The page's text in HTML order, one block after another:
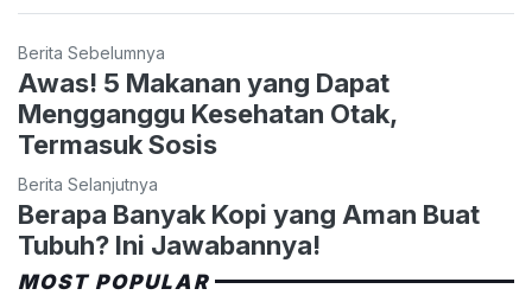
Berita Sebelumnya
Awas! 5 Makanan yang Dapat
Mengganggu Kesehatan Otak,
Termasuk Sosis
Berita Selanjutnya
Berapa Banyak Kopi yang Aman Buat
Tubuh? Ini Jawabannya!
MOST POPULAR